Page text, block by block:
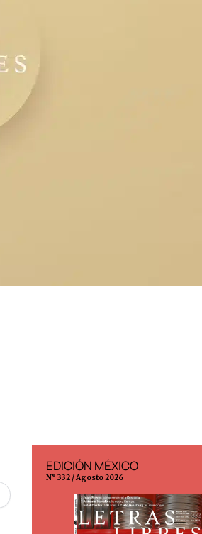
EDICIÓN MÉXICO
N° 332 / Agosto 2026